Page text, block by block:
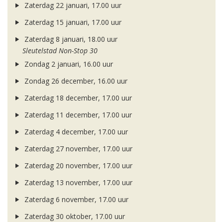
Zaterdag 22 januari, 17.00 uur
Zaterdag 15 januari, 17.00 uur
Zaterdag 8 januari, 18.00 uur
Sleutelstad Non-Stop 30
Zondag 2 januari, 16.00 uur
Zondag 26 december, 16.00 uur
Zaterdag 18 december, 17.00 uur
Zaterdag 11 december, 17.00 uur
Zaterdag 4 december, 17.00 uur
Zaterdag 27 november, 17.00 uur
Zaterdag 20 november, 17.00 uur
Zaterdag 13 november, 17.00 uur
Zaterdag 6 november, 17.00 uur
Zaterdag 30 oktober, 17.00 uur